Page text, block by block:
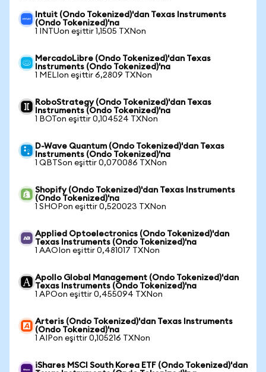
Intuit (Ondo Tokenized)'dan Texas Instruments
(Ondo Tokenized)'na
1 INTUon eşittir 1,1505 TXNon
MercadoLibre (Ondo Tokenized)'dan Texas
Instruments (Ondo Tokenized)'na
1 MELIon eşittir 6,2809 TXNon
RoboStrategy (Ondo Tokenized)'dan Texas
Instruments (Ondo Tokenized)'na
1 BOTon eşittir 0,104524 TXNon
D-Wave Quantum (Ondo Tokenized)'dan Texas
Instruments (Ondo Tokenized)'na
1 QBTSon eşittir 0,070086 TXNon
Shopify (Ondo Tokenized)'dan Texas Instruments
(Ondo Tokenized)'na
1 SHOPon eşittir 0,520023 TXNon
Applied Optoelectronics (Ondo Tokenized)'dan
Texas Instruments (Ondo Tokenized)'na
1 AAOIon eşittir 0,481017 TXNon
Apollo Global Management (Ondo Tokenized)'dan
Texas Instruments (Ondo Tokenized)'na
1 APOon eşittir 0,455094 TXNon
Arteris (Ondo Tokenized)'dan Texas Instruments
(Ondo Tokenized)'na
1 AIPon eşittir 0,105216 TXNon
iShares MSCI South Korea ETF (Ondo Tokenized)'dan